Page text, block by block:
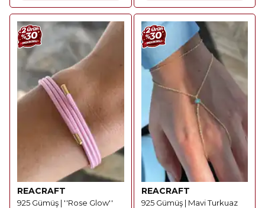
REACRAFT
925 Gümüş | ''Rose Glow''
REACRAFT
925 Gümüş | Mavi Turkuaz